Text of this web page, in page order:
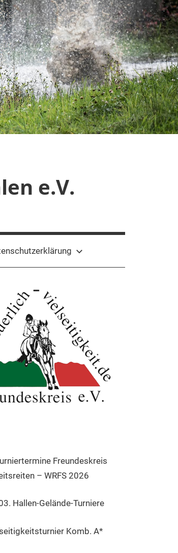
e.V.
Freundeskreis
– WRFS 2026
Hallen-Gelände-Turniere
Komb. A*